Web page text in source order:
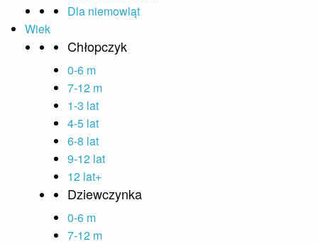
Dla niemowląt
Wiek
Chłopczyk
0-6 m
7-12 m
1-3 lat
4-5 lat
6-8 lat
9-12 lat
12 lat+
Dziewczynka
0-6 m
7-12 m